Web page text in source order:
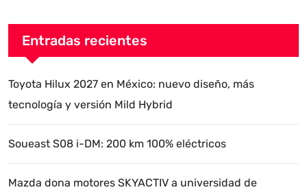
Entradas recientes
Toyota Hilux 2027 en México: nuevo diseño, más
tecnología y versión Mild Hybrid
Soueast S08 i-DM: 200 km 100% eléctricos
Mazda dona motores SKYACTIV a universidad de